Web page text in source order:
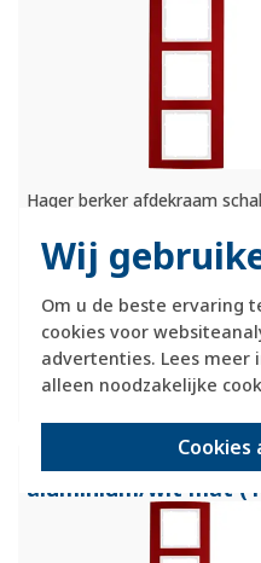
Wij
Om u de beste ervaring
cookies voor
advertenties. Lees meer
alleen noodzakelijke
Cookies
Hager berker afdekraam
Verwachte levertijd:
1-2 weken
Huidige voorraad:
0 stuk(s)
92,95 -
Berker afdekraam 5-
aluminium/ wit mat